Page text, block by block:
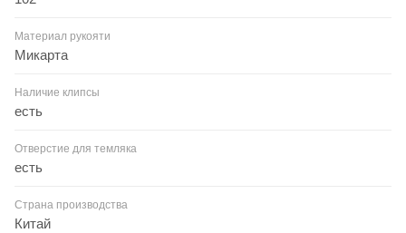
Материал рукояти
Микарта
Наличие клипсы
есть
Отверстие для темляка
есть
Страна производства
Китай